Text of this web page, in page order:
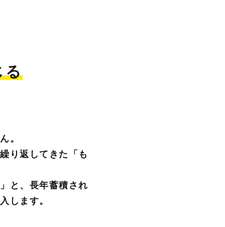
る
。
り返してきた「も
と、長年蓄積され
します。